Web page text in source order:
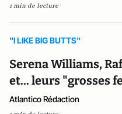
1 min de lecture
"I LIKE BIG BUTTS"
Serena Williams,
et... leurs "grosses
Atlantico Rédaction